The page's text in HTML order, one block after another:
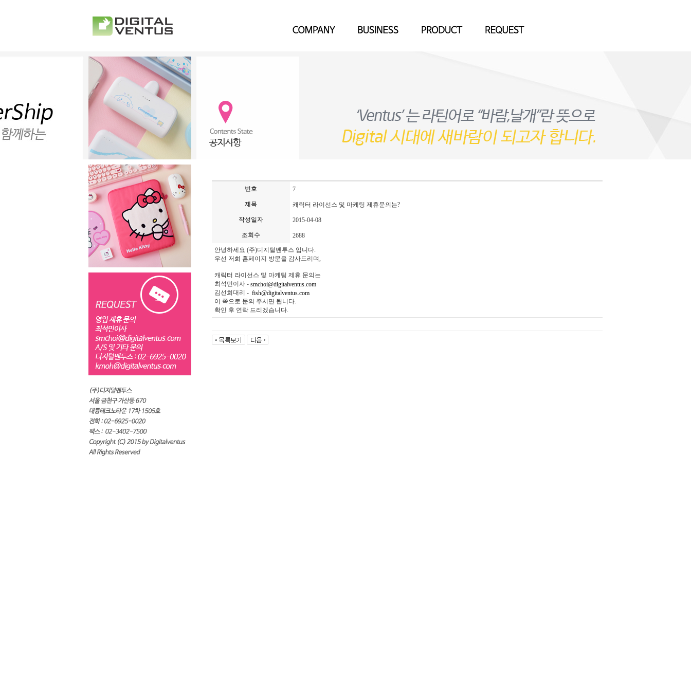
번호 7
제목 캐릭터 라이선스 및 마케팅 제휴문의는?
작성일자 2015-04-08
조회수
2688
안녕하세요 (주)디지털벤투스 입니다.
우선 저희 홈페이지 방문을 감사드리며,
캐릭터 라이선스 및 마케팅 제휴 문의는
최석민이사 - smchoi@digitalventus.com
김선희대리 - fish@digitalventus.com
이 쪽으로 문의 주시면 됩니다.
확인 후 연락 드리겠습니다.